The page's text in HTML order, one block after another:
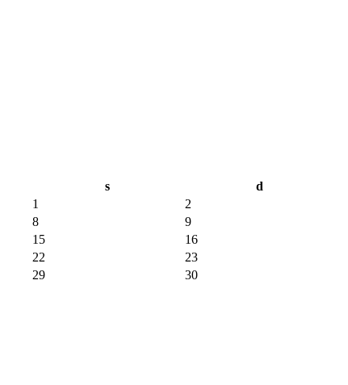
s
d
1
2
8
9
15
16
22
23
29
30